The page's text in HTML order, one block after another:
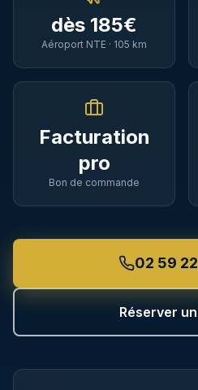
Parc & Cinéscénie
Excursions & Tourisme
Communes Desservies
Réserver mon
WhatsApp
dès 185€
Aéroport NTE · 105 km
Facturation
pro
Bon de commande
02 59
Réserver